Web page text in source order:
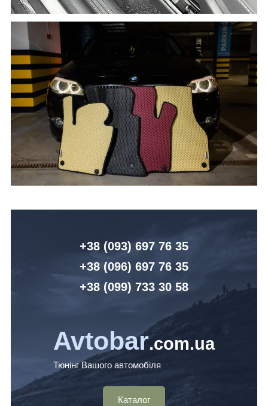
+38 (093) 697 76 35
+38 (096) 697 76 35
+38 (099) 733 30 58
Avtobar.com.ua
Тюнінг Вашого автомобіля
Каталог